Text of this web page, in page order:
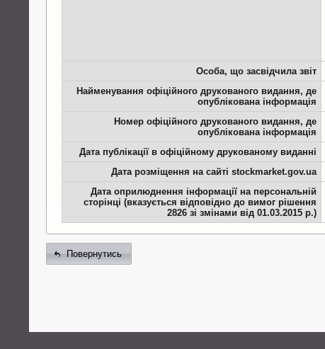
Особа, що засвідчила звіт
Найменування офіційного друкованого видання, де
опублікована інформація
Номер офіційного друкованого видання, де
опублікована інформація
Дата публікації в офіційному друкованому виданні
Дата розміщення на сайті stockmarket.gov.ua
Дата оприлюднення інформації на персональній
сторінці (вказується відповідно до вимог рішення
2826 зі змінами від 01.03.2015 р.)
Повернутись